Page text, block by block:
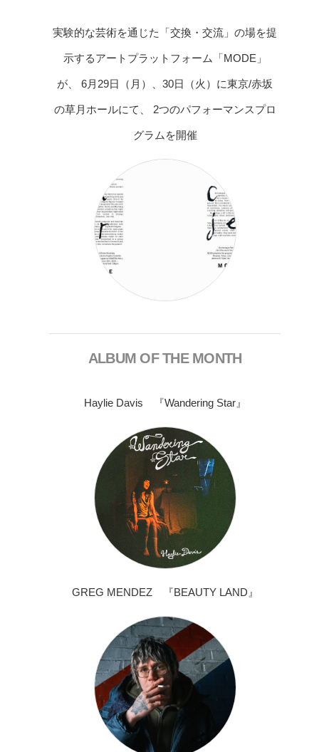
実験的な芸術を通じた「交換・交流」の場を提
示するアートプラットフォーム「MODE」
が、 6月29日（月）、30日（火）に東京/赤坂
の草月ホールにて、 2つのパフォーマンスプロ
グラムを開催
ALBUM OF THE MONTH
Haylie Davis 『Wandering Star』
GREG MENDEZ 『BEAUTY LAND』